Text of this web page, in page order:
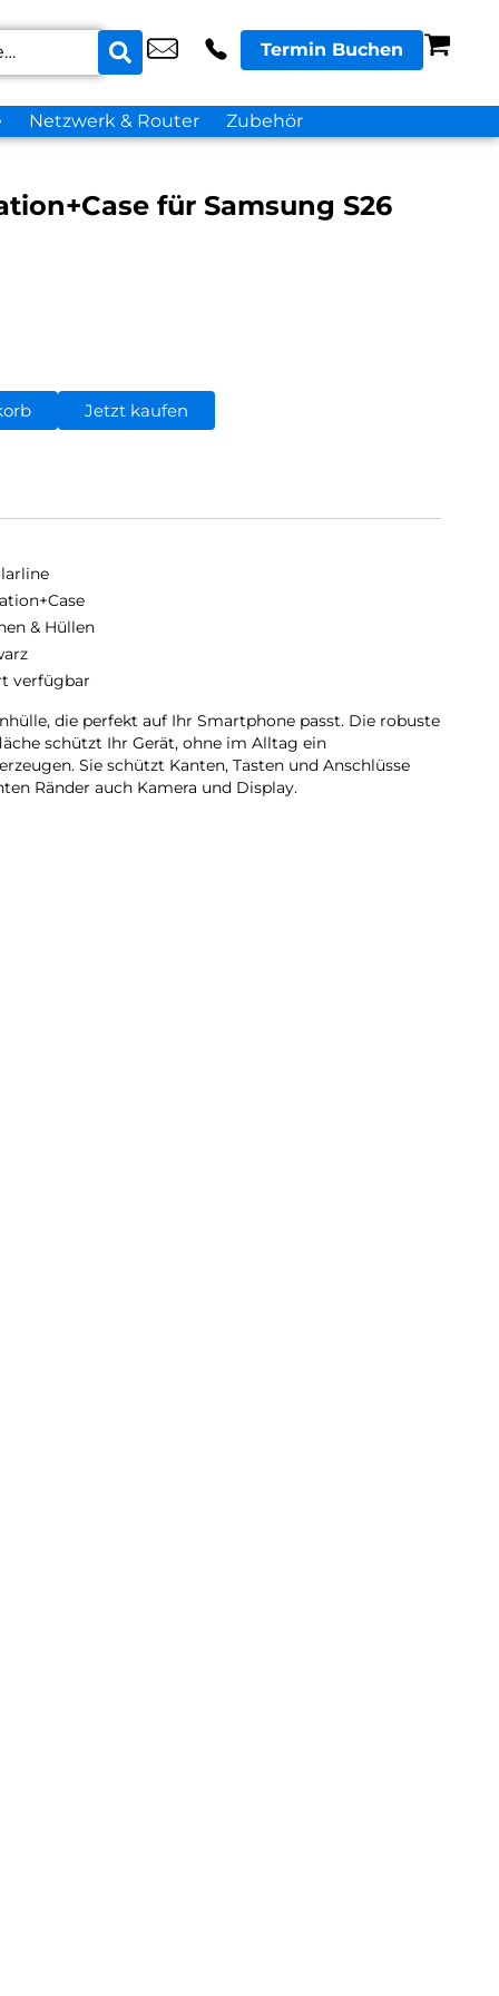
Termin Buchen
Netzwerk & Router Zubehör
für Samsung S26
Jetzt kaufen
& Hüllen
verfügbar
die perfekt auf Ihr Smartphone passt. Die robuste
schützt Ihr Gerät, ohne im Alltag ein
Sie schützt Kanten, Tasten und Anschlüsse
Ränder auch Kamera und Display.